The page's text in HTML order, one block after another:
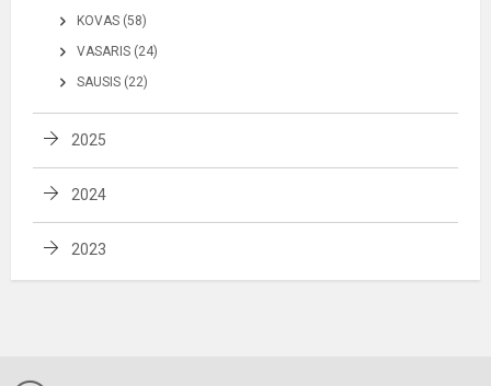
KOVAS (58)
VASARIS (24)
SAUSIS (22)
2025
2024
2023